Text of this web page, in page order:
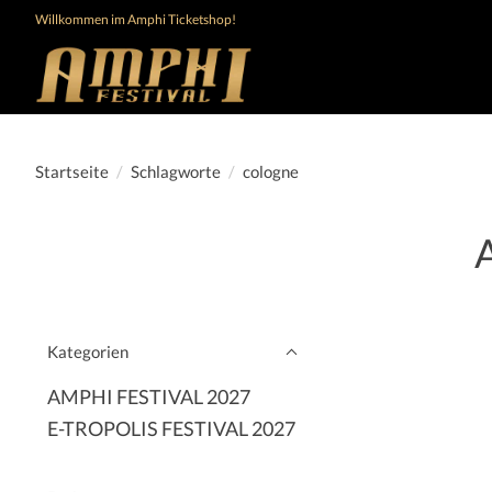
Willkommen im Amphi Ticketshop!
Startseite / Schlagworte / cologne
Kategorien
AMPHI FESTIVAL 2027
E-TROPOLIS FESTIVAL 2027